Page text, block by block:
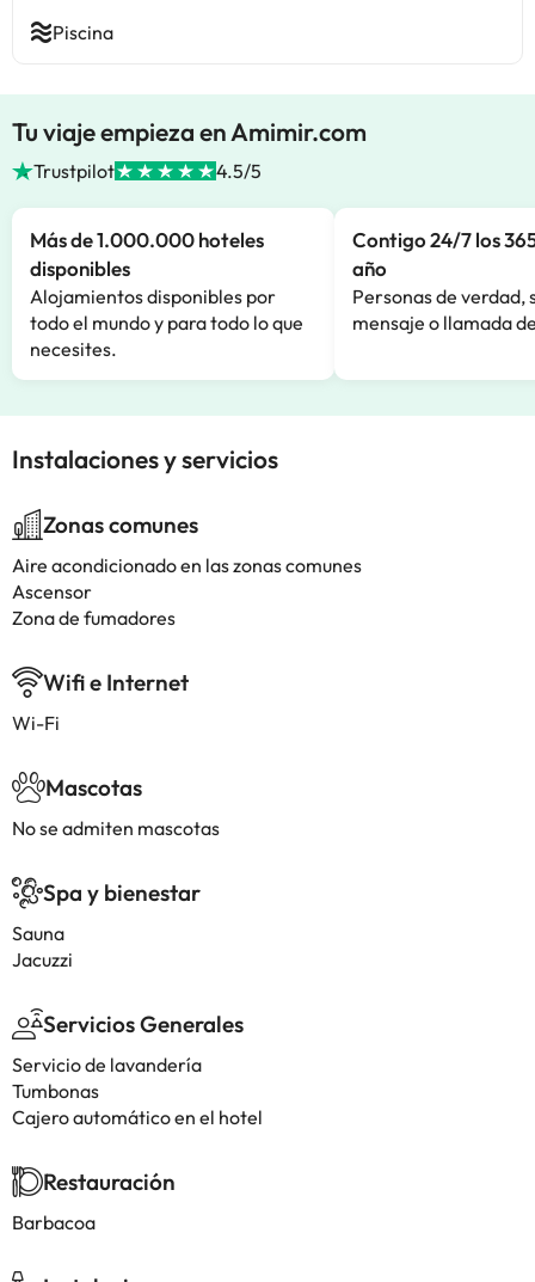
Piscina
Tu viaje empieza en Amimir.com
Trustpilot 4.5/5
Más de 1.000.000 hoteles
disponibles
Alojamientos disponibles por
todo el mundo y para todo lo que
necesites.
Contigo 24/7 los
año
Personas de verdad,
mensaje o llamada
Instalaciones y servicios
Zonas comunes
Aire acondicionado en las zonas comunes
Ascensor
Zona de fumadores
Wifi e Internet
Wi-Fi
Mascotas
No se admiten mascotas
Spa y bienestar
Sauna
Jacuzzi
Servicios Generales
Servicio de lavandería
Tumbonas
Cajero automático en el hotel
Restauración
Barbacoa